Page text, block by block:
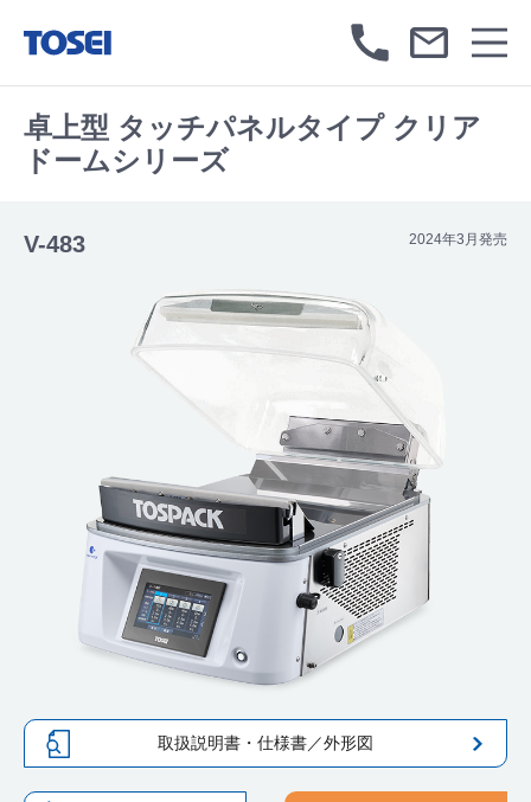
卓上型 タッチパネルタイプ クリア
ドームシリーズ
V-483 2024年3月発売
取扱説明書・仕様書／外形図